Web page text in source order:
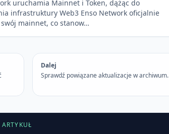
uruchamia Mainnet i Token, dążąc do
infrastruktury Web3 Enso Network oficjalnie
mainnet, co stanow…
Dalej
Sprawdź powiązane aktualizacje w archiwum.